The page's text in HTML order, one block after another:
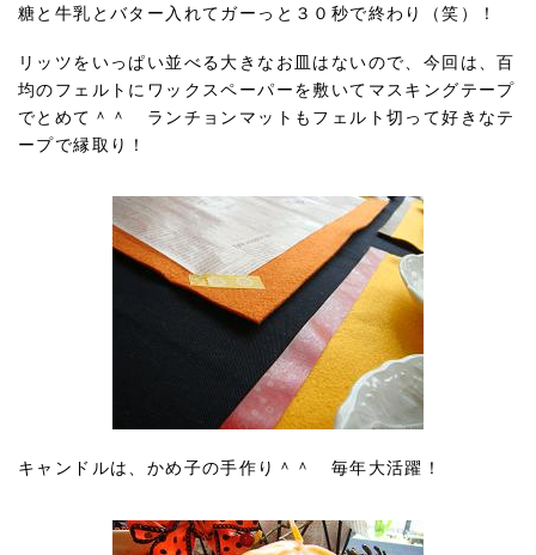
糖と牛乳とバター入れてガーっと３０秒で終わり（笑）！
リッツをいっぱい並べる大きなお皿はないので、今回は、百
均のフェルトにワックスペーパーを敷いてマスキングテープ
でとめて＾＾ ランチョンマットもフェルト切って好きなテ
ープで縁取り！
キャンドルは、かめ子の手作り＾＾ 毎年大活躍！